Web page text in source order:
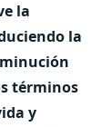
la
la
términos
y